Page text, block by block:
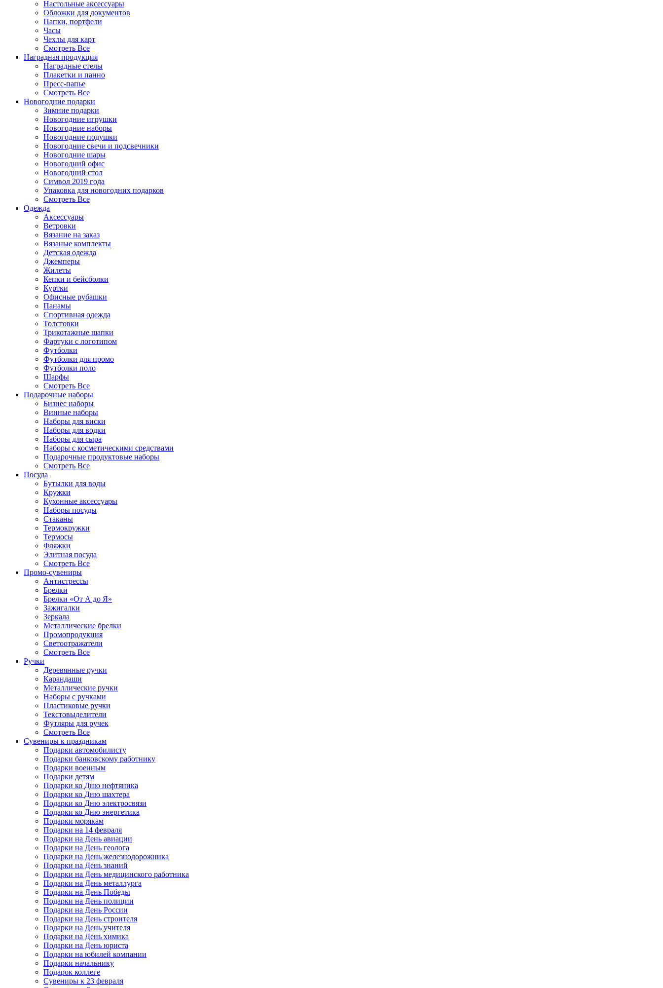
Настольные аксессуары
Обложки для документов
Папки, портфели
Часы
Чехлы для карт
Смотреть Все
Наградная продукция
Наградные стелы
Плакетки и панно
Пресс-папье
Смотреть Все
Новогодние подарки
Зимние подарки
Новогодние игрушки
Новогодние наборы
Новогодние подушки
Новогодние свечи и подсвечники
Новогодние шары
Новогодний офис
Новогодний стол
Символ 2019 года
Упаковка для новогодних подарков
Смотреть Все
Одежда
Аксессуары
Ветровки
Вязание на заказ
Вязаные комплекты
Детская одежда
Джемперы
Жилеты
Кепки и бейсболки
Куртки
Офисные рубашки
Панамы
Спортивная одежда
Толстовки
Трикотажные шапки
Фартуки с логотипом
Футболки
Футболки для промо
Футболки поло
Шарфы
Смотреть Все
Подарочные наборы
Бизнес наборы
Винные наборы
Наборы для виски
Наборы для водки
Наборы для сыра
Наборы с косметическими средствами
Подарочные продуктовые наборы
Смотреть Все
Посуда
Бутылки для воды
Кружки
Кухонные аксессуары
Наборы посуды
Стаканы
Термокружки
Термосы
Фляжки
Элитная посуда
Смотреть Все
Промо-сувениры
Антистрессы
Брелки
Брелки «От А до Я»
Зажигалки
Зеркала
Металлические брелки
Промопродукция
Светоотражатели
Смотреть Все
Ручки
Деревянные ручки
Карандаши
Металлические ручки
Наборы с ручками
Пластиковые ручки
Текстовыделители
Футляры для ручек
Смотреть Все
Сувениры к праздникам
Подарки автомобилисту
Подарки банковскому работнику
Подарки военным
Подарки детям
Подарки ко Дню нефтяника
Подарки ко Дню шахтера
Подарки ко Дню электросвязи
Подарки ко Дню энергетика
Подарки морякам
Подарки на 14 февраля
Подарки на День авиации
Подарки на День геолога
Подарки на День железнодорожника
Подарки на День знаний
Подарки на День медицинского работника
Подарки на День металлурга
Подарки на День Победы
Подарки на День полиции
Подарки на День России
Подарки на День строителя
Подарки на День учителя
Подарки на День химика
Подарки на День юриста
Подарки на юбилей компании
Подарки начальнику
Подарок коллеге
Сувениры к 23 февраля